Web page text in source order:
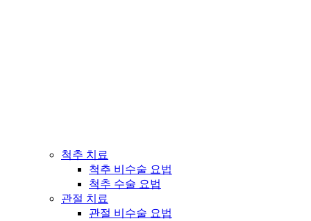
척추 치료
척추 비수술 요법
척추 수술 요법
관절 치료
관절 비수술 요법